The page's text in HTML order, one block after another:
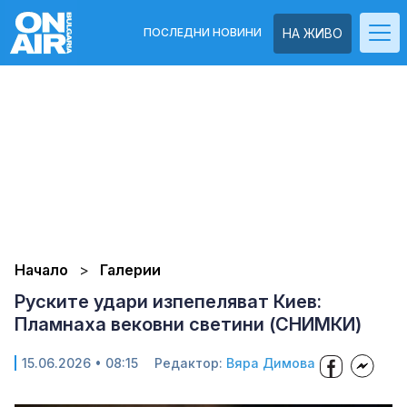
НА ЖИВО
ПОСЛЕДНИ НОВИНИ
Начало Галерии
Руските удари изпепеляват Киев:
Пламнаха вековни светини (СНИМКИ)
15.06.2026 • 08:15 Редактор: Вяра Димова